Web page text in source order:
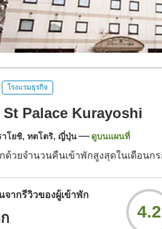
โรงแรมธุรกิจ
St Palace Kurayoshi
โยชิ, ทตโตริ, ญี่ปุ่น ดูบนแผนที่
ด้วยจำนวนคืนเข้าพักสูงสุดในเดือน
จากรีวิวของผู้เข้าพัก
4.2